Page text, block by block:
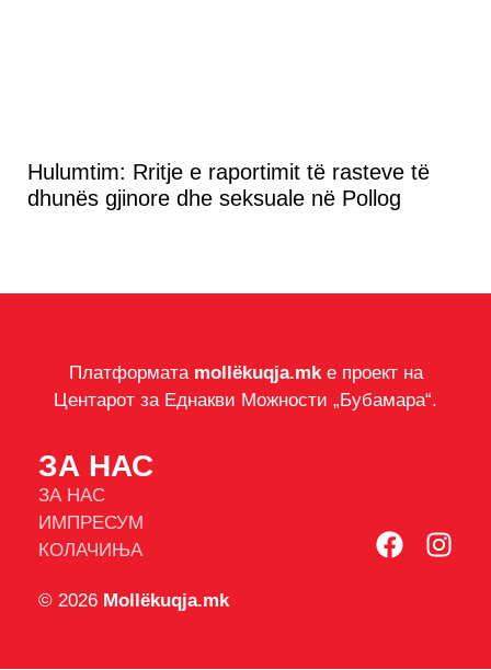
Hulumtim: Rritje e raportimit të rasteve të
dhunës gjinore dhe seksuale në Pollog
Платформата mollëkuqja.mkе проект на
Центарот за Еднакви Можности „Бубамара“.
ЗА НАС
ЗА НАС
ИМПРЕСУМ
КОЛАЧИЊА
© 2026 Mollëkuqja.mk